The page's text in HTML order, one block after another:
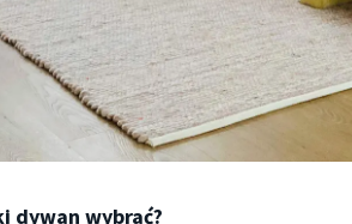
dywan wybrać?